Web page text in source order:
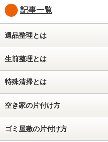
記事一覧
遺品整理とは
生前整理とは
特殊清掃とは
空き家の片付け方
ゴミ屋敷の片付け方